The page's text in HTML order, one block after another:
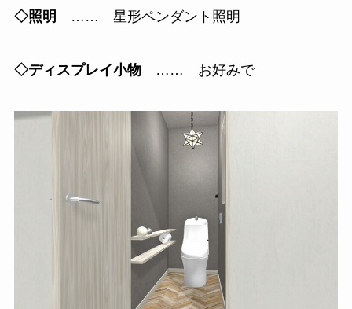
◇照明 …… 星形ペンダント照明
◇ディスプレイ小物…… お好みで